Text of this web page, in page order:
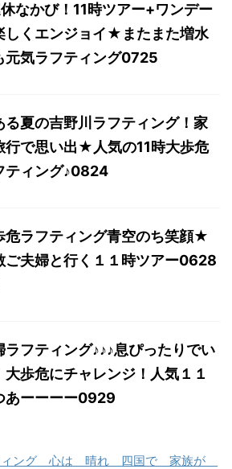
なかび！11時ツアー+ワンデー
しくエンジョイ★またまた増水
元気ラフティング0725
る夏の吉野川ラフティング！家
行で思い出★人気の11時大歩危
ティング♪0824
危ラフティング青空のち笑顔★
ご夫婦と行く１１時ツアー0628
ラフティング♪♪♪息ぴったりでい
大歩危にチャレンジ！人気１１
あーーーー0929
ィング 心は 晴れ 四国で 家族が